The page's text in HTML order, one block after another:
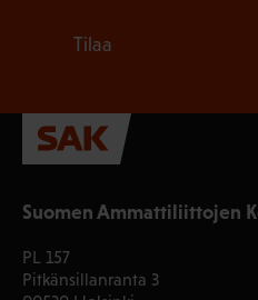
Suomen Ammattiliittojen
PL 157
Pitkänsillanranta 3
Tilaa